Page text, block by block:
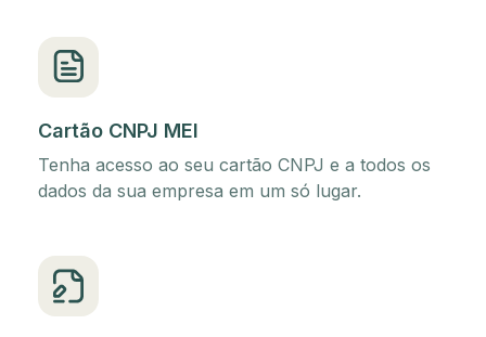
Cartão CNPJ MEI
Tenha acesso ao seu cartão CNPJ e a todos os
dados da sua empresa em um só lugar.